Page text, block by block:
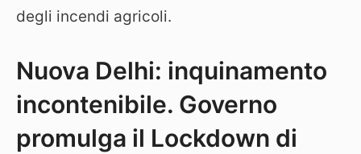
degli incendi agricoli.
Nuova Delhi: inquinamento
incontenibile. Governo
promulga il Lockdown di